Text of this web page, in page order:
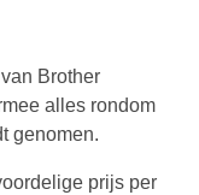
Brother
alles rondom
genomen.
prijs per